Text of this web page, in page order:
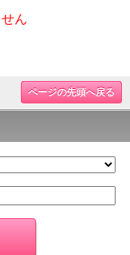
ん
ページの先頭へ戻る